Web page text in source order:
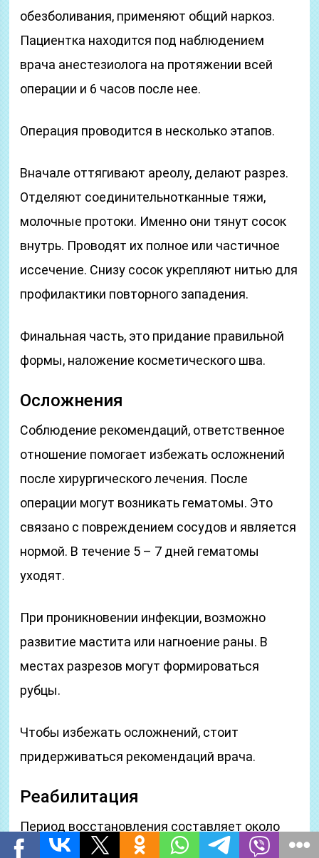
обезболивания, применяют общий наркоз.
Пациентка находится под наблюдением
врача анестезиолога на протяжении всей
операции и 6 часов после нее.
Операция проводится в несколько этапов.
Вначале оттягивают ареолу, делают разрез.
Отделяют соединительнотканные тяжи,
молочные протоки. Именно они тянут сосок
внутрь. Проводят их полное или частичное
иссечение. Снизу сосок укрепляют нитью для
профилактики повторного западения.
Финальная часть, это придание правильной
формы, наложение косметического шва.
Осложнения
Соблюдение рекомендаций, ответственное
отношение помогает избежать осложнений
после хирургического лечения. После
операции могут возникать гематомы. Это
связано с повреждением сосудов и является
нормой. В течение 5 – 7 дней гематомы
уходят.
При проникновении инфекции, возможно
развитие мастита или нагноение раны. В
местах разрезов могут формироваться
рубцы.
Чтобы избежать осложнений, стоит
придерживаться рекомендаций врача.
Реабилитация
Период восстановления составляет около
трех недель. В это время, женщине стоит